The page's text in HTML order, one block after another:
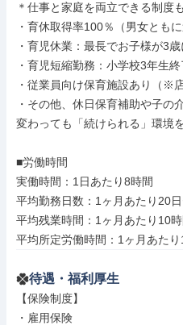
＊仕事と家庭を両立できる制度
・育休取得率100％（男女とも
・育児休業：最長でお子様が3
・育児短縮勤務：小学校3年生終
・従業員向け保育施設あり（※
・その他、休日保育補助や子の
変わっても「続けられる」環境
■労働時間
実働時間：1日あたり8時間
平均勤務日数：1ヶ月あたり20
平均残業時間：1ヶ月あたり10
平均所定労働時間：1ヶ月あたり
待遇・福利厚生
【保険制度】
・雇用保険